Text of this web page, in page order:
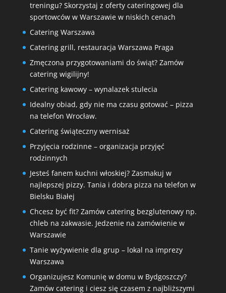
treningu? Skorzystaj z oferty cateringowej dla
sportowców w Warszawie w niskich cenach
Catering Warszawa
Catering grill, restauracja Warszawa Praga
Zmęczona przygotowaniami do świąt? Zamów
catering wigilijny!
Catering kawowy – wynalazek stulecia
Idealny obiad, gdy nie ma czasu gotować – pizza
na telefon Wrocław.
Catering świąteczny wernisaż
Przyjęcia rodzinne – organizacja przyjęć
rodzinnych
Jesteś fanem kuchni włoskiej? Zasmakuj w
najlepszej pizzy. Tania i dobra pizza na telefon w
Bielsku Białej
Chcesz być fit? Zamów catering bezglutenowy np.
chleb na zakwasie. Jedzenie na zamówienie w
Warszawie
Tanie wyżywienie dla grup – lokal na imprezy
Warszawa
Organizujesz Komunię w domu w Bydgoszczy?
Zamów catering i ciesz się czasem z najbliższymi